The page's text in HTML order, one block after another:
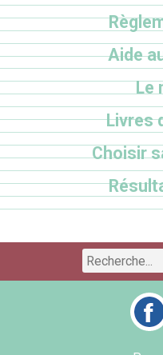
Aide
Le
Livres
Choisir